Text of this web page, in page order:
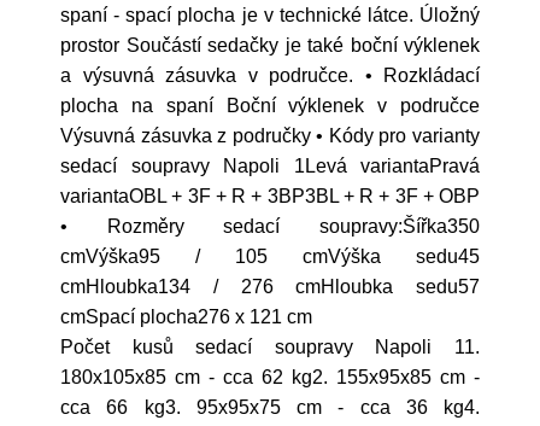
spaní - spací plocha je v technické látce. Úložný
prostor Součástí sedačky je také boční výklenek
a výsuvná zásuvka v područce. • Rozkládací
plocha na spaní Boční výklenek v područce
Výsuvná zásuvka z područky • Kódy pro varianty
sedací soupravy Napoli 1Levá variantaPravá
variantaOBL + 3F + R + 3BP3BL + R + 3F + OBP
• Rozměry sedací soupravy:Šířka350
cmVýška95 / 105 cmVýška sedu45
cmHloubka134 / 276 cmHloubka sedu57
cmSpací plocha276 x 121 cm
Počet kusů sedací soupravy Napoli 11.
180x105x85 cm - cca 62 kg2. 155x95x85 cm -
cca 66 kg3. 95x95x75 cm - cca 36 kg4.